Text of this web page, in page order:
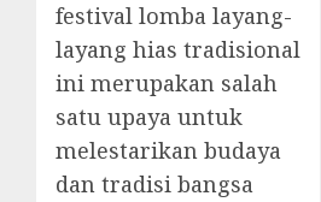
festival lomba layang-
layang hias tradisional
ini merupakan salah
satu upaya untuk
melestarikan budaya
dan tradisi bangsa